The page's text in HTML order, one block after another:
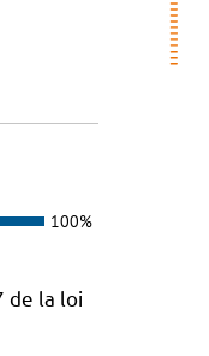
100%
de la loi